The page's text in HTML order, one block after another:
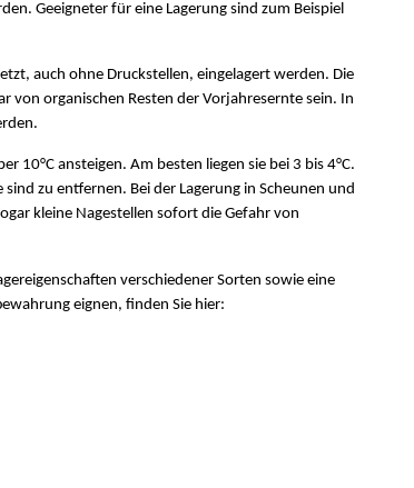
Geeigneter für eine Lagerung sind zum Beispiel
auch ohne Druckstellen, eingelagert werden. Die
von organischen Resten der Vorjahresernte sein. In
10°C ansteigen. Am besten liegen sie bei 3 bis 4°C.
zu entfernen. Bei der Lagerung in Scheunen und
kleine Nagestellen sofort die Gefahr von
verschiedener Sorten sowie eine
eignen, finden Sie hier: